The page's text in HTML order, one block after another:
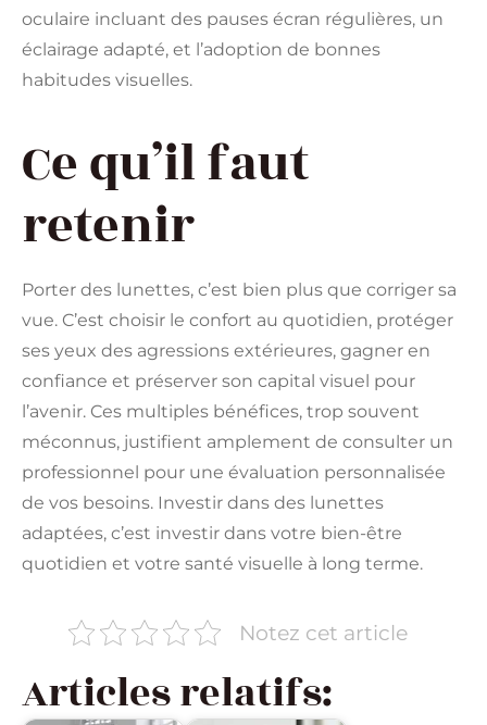
oculaire incluant des pauses écran régulières, un
éclairage adapté, et l’adoption de bonnes
habitudes visuelles.
Ce qu’il faut
retenir
Porter des lunettes, c’est bien plus que corriger sa
vue. C’est choisir le confort au quotidien, protéger
ses yeux des agressions extérieures, gagner en
confiance et préserver son capital visuel pour
l’avenir. Ces multiples bénéfices, trop souvent
méconnus, justifient amplement de consulter un
professionnel pour une évaluation personnalisée
de vos besoins. Investir dans des lunettes
adaptées, c’est investir dans votre bien-être
quotidien et votre santé visuelle à long terme.
Notez cet article
Articles relatifs: